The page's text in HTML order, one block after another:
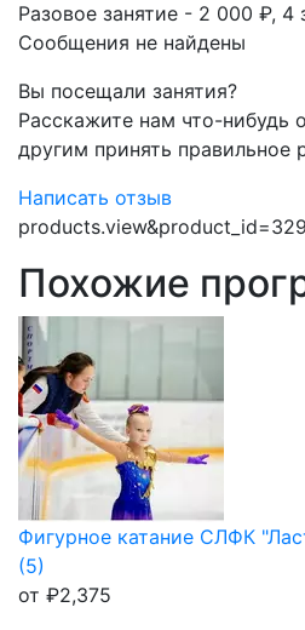
Разовое занятие - 2 000 ₽, 4
Сообщения не найдены
Вы посещали занятия?
Расскажите нам что-нибудь
другим принять правильное
Написать отзыв
Похожие
Фигурное катание СЛФК
(5)
от ₽2,375